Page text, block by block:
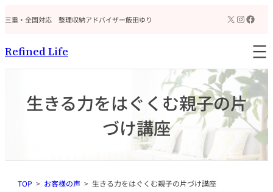
容
ス
キ
ッ
三重・全国対応 整理収納アドバイザー飯田ゆり X
リ
ン
Refined Life
生きる力をはぐくむ親子の片
づけ講座
TOP お客様の声 生きる力をはぐくむ親子の片づけ講座